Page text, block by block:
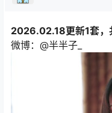
2026.02.18更新1套，
微博：@半半子_